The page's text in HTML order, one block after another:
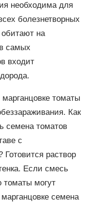
необходима для
болезнетворных
обитают на
самых
входит
томаты
Как
семена томатов
с
Готовится раствор
Если смесь
томаты могут
семена